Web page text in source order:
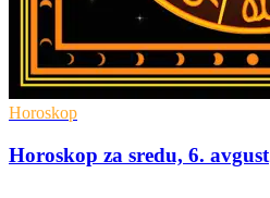
Horoskop
Horoskop za sredu, 6. avgust